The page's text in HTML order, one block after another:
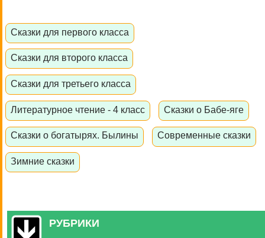
Сказки для первого класса
Сказки для второго класса
Сказки для третьего класса
Литературное чтение - 4 класс Сказки о Бабе-яге
Сказки о богатырях. Былины Современные сказки
Зимние сказки
РУБРИКИ